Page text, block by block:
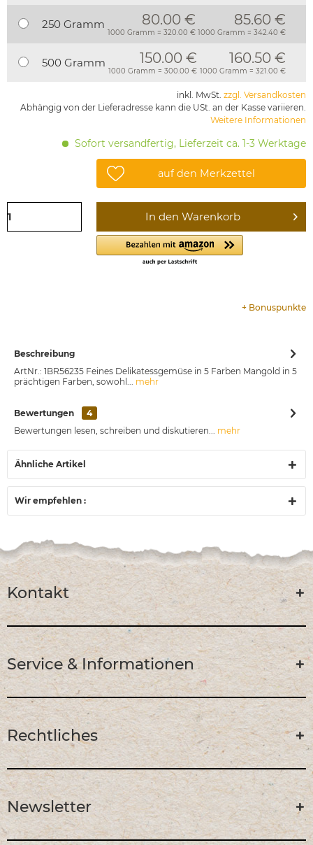
250 Gramm 80.00 €
1000 Gramm = 320.00 €
85.60 €
1000 Gramm = 342.40 €
500 Gramm 150.00 €
1000 Gramm = 300.00 €
160.50 €
1000 Gramm = 321.00 €
inkl. MwSt. zzgl. Versandkosten
Abhängig von der Lieferadresse kann die USt. an der Kasse variieren.
Weitere Informationen
Sofort versandfertig, Lieferzeit ca. 1-3 Werktage
auf den Merkzettel
In den Warenkorb
+ Bonuspunkte
Beschreibung
ArtNr.: 1BR56235 Feines Delikatessgemüse in 5 Farben Mangold in 5
prächtigen Farben, sowohl... mehr
Bewertungen
4
Bewertungen lesen, schreiben und diskutieren... mehr
Ähnliche Artikel
Wir empfehlen :
Kontakt
Service & Informationen
Rechtliches
Newsletter